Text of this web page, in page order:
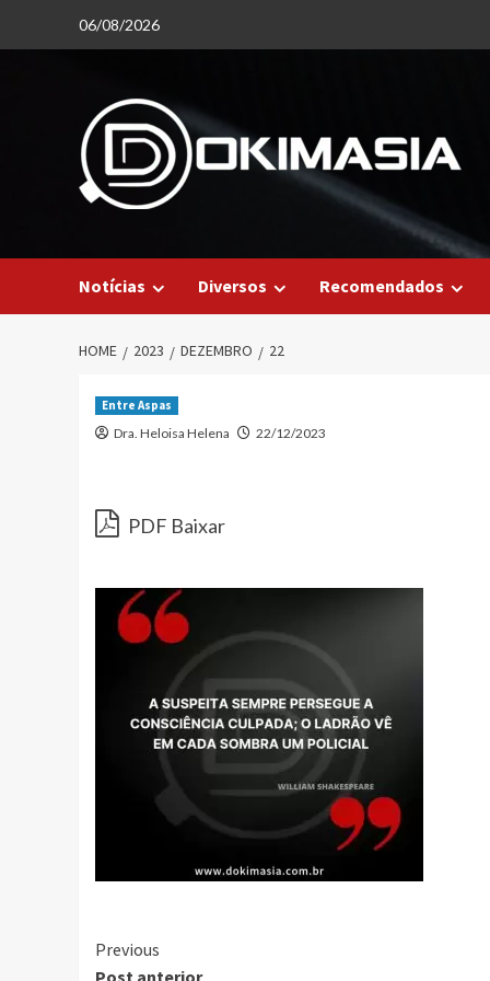
06/08/2026
Notícias Diversos Recomendados
HOME 2023 DEZEMBRO 22
Entre Aspas
Dra. Heloisa Helena 22/12/2023
PDF Baixar
Continue
Previous
Post anterior